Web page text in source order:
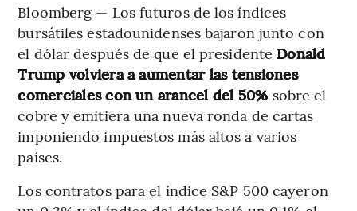
Bloomberg — Los futuros de los índices
bursátiles estadounidenses bajaron junto con
el dólar después de que el presidente Donald
Trump volviera a aumentar las tensiones
comerciales con un arancel del 50% sobre el
cobre y emitiera una nueva ronda de cartas
imponiendo impuestos más altos a varios
países.
Los contratos para el índice S&P 500 cayeron